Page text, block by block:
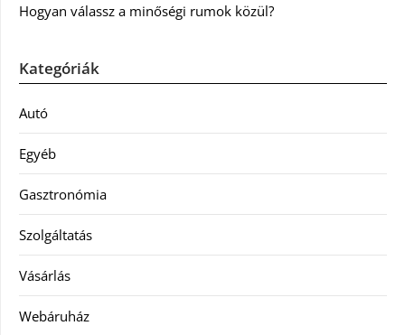
Hogyan válassz a minőségi rumok közül?
Kategóriák
Autó
Egyéb
Gasztronómia
Szolgáltatás
Vásárlás
Webáruház